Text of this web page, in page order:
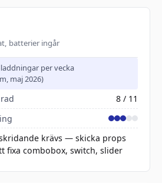
batterier ingår
per vecka
maj 2026)
8 / 11
krävs — skicka props
fixa combobox, switch, slider